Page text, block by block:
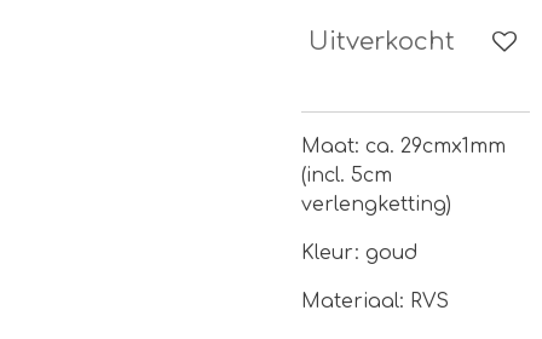
Uitverkocht
Maat: ca. 29cmx1mm
(incl. 5cm
verlengketting)
Kleur: goud
Materiaal: RVS